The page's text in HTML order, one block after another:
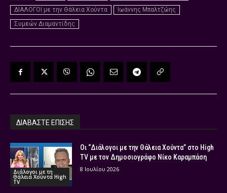
ΔΙΑΛΟΓΟΙ με την Θάλεια Χούντα
Ιωάννης Μπαλτζώης
Συμεών Διαμαντίδης
ΔΙΑΒΑΣΤΕ ΕΠΙΣΗΣ
Διάλογοι με τη
Θάλεια Χούντα High
TV
Οι “Διάλογοι με την Θάλεια Χούντα” στο High
TV με τον Δημοσιογράφο Νίκο Καραμπάση
8 Ιουλίου 2026